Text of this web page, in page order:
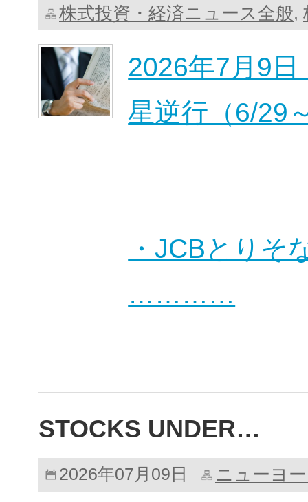
株式投資・経済ニュース全般,
2026年7月9
星逆行（6/29
・JCBとり
…………
STOCKS UNDER…
2026年07月09日 ニューヨ